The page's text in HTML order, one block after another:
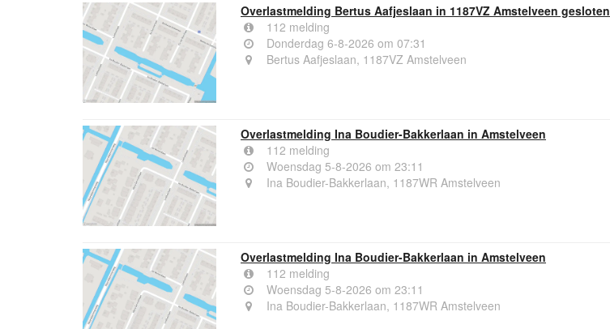
Overlastmelding Bertus Aafjeslaan in 1187VZ Amstelveen gesloten
112 melding
Donderdag 6-8-2026 om 07:31
Bertus Aafjeslaan, 1187VZ Amstelveen
Overlastmelding Ina Boudier-Bakkerlaan in Amstelveen
112 melding
Woensdag 5-8-2026 om 23:11
Ina Boudier-Bakkerlaan, 1187WR Amstelveen
Overlastmelding Ina Boudier-Bakkerlaan in Amstelveen
112 melding
Woensdag 5-8-2026 om 23:11
Ina Boudier-Bakkerlaan, 1187WR Amstelveen